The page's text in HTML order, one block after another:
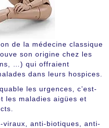
de la médecine classique
son origine chez les
…) qui offraient
dans leurs hospices.
les urgences, c’est-
les maladies aigües et
anti-biotiques, anti-